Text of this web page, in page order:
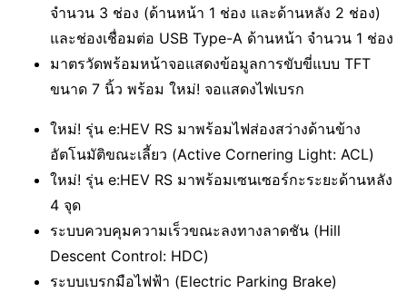
จำนวน 3 ช่อง (ด้านหน้า 1 ช่อง และด้านหลัง 2 ช่อง)
และช่องเชื่อมต่อ USB Type-A ด้านหน้า จำนวน 1 ช่อง
มาตรวัดพร้อมหน้าจอแสดงข้อมูลการขับขี่แบบ TFT
ขนาด 7 นิ้ว พร้อม ใหม่! จอแสดงไฟเบรก
ใหม่! รุ่น e:HEV RS มาพร้อมไฟส่องสว่างด้านข้าง
อัตโนมัติขณะเลี้ยว (Active Cornering Light: ACL)
ใหม่! รุ่น e:HEV RS มาพร้อมเซนเซอร์กะระยะด้านหลัง
4 จุด
ระบบควบคุมความเร็วขณะลงทางลาดชัน (Hill
Descent Control: HDC)
ระบบเบรกมือไฟฟ้า (Electric Parking Brake)